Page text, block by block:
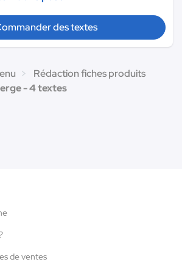
des textes
Rédaction fiches produits
- 4 textes
de ventes